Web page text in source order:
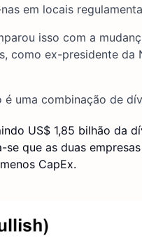
em locais
isso com a
como ex-presidente
é uma combinação de
US$ 1,85 bilhão da
se que as duas
CapEx.